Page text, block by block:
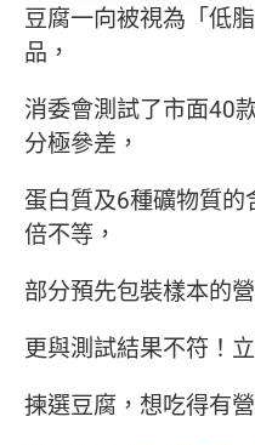
豆腐一向被視為「低
品，
消委會測試了市面40
分極參差，
蛋白質及6種礦物質
倍不等，
部分預先包裝樣本的
更與測試結果不符！
揀選豆腐，想吃得有